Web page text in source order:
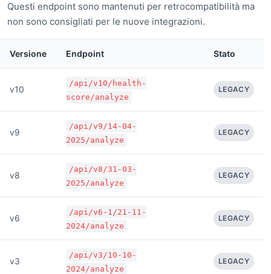
Questi endpoint sono mantenuti per retrocompatibilità ma
non sono consigliati per le nuove integrazioni.
Versione Endpoint Stato
v10
/api/v10/health-
score/analyze
LEGACY
v9
/api/v9/14-04-
2025/analyze
LEGACY
v8
/api/v8/31-03-
2025/analyze
LEGACY
v6
/api/v6-1/21-11-
2024/analyze
LEGACY
v3
/api/v3/10-10-
2024/analyze
LEGACY